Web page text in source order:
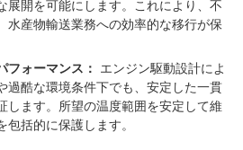
展開を可能にします。これにより、不
水産物輸送業務への効率的な移行が保
フォーマンス：
エンジン駆動設計によ
過酷な環境条件下でも、安定した一貫
します。所望の温度範囲を安定して維
括的に保護します。